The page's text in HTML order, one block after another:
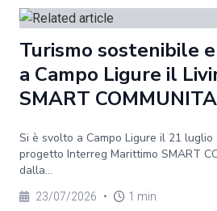
Turismo sostenibile
a Campo Ligure il
SMART
Si è svolto a Campo Ligure il 21
progetto Interreg Marittimo SMART
dalla...
23/07/2026 • 1 min